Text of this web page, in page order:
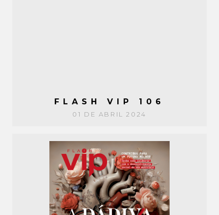
FLASH VIP 106
01 DE ABRIL 2024